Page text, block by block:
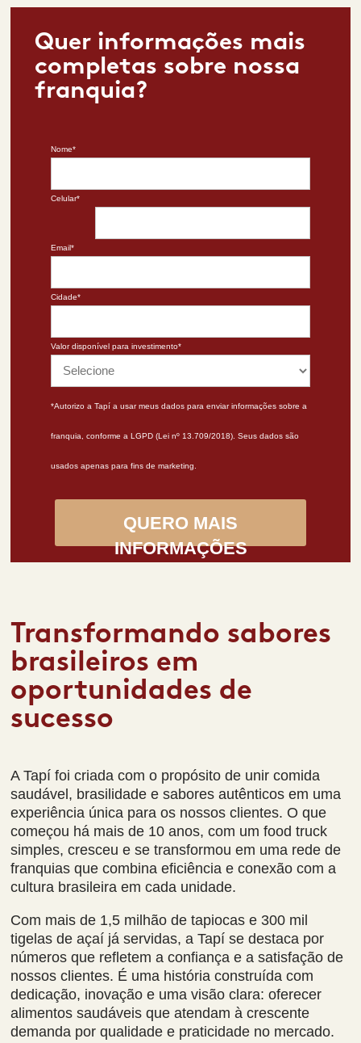
Quer informações mais
completas sobre nossa
franquia?
Nome*
Celular*
Email*
Cidade*
Valor disponível para investimento*
*Autorizo a Tapí a usar meus dados para enviar informações sobre a
franquia, conforme a LGPD (Lei nº 13.709/2018). Seus dados são
usados apenas para fins de marketing.
QUERO MAIS
INFORMAÇÕES
Transformando sabores
brasileiros em
oportunidades de
sucesso
A Tapí foi criada com o propósito de unir comida
saudável, brasilidade e sabores autênticos em uma
experiência única para os nossos clientes. O que
começou há mais de 10 anos, com um food truck
simples, cresceu e se transformou em uma rede de
franquias que combina eficiência e conexão com a
cultura brasileira em cada unidade.
Com mais de 1,5 milhão de tapiocas e 300 mil
tigelas de açaí já servidas, a Tapí se destaca por
números que refletem a confiança e a satisfação de
nossos clientes. É uma história construída com
dedicação, inovação e uma visão clara: oferecer
alimentos saudáveis que atendam à crescente
demanda por qualidade e praticidade no mercado.